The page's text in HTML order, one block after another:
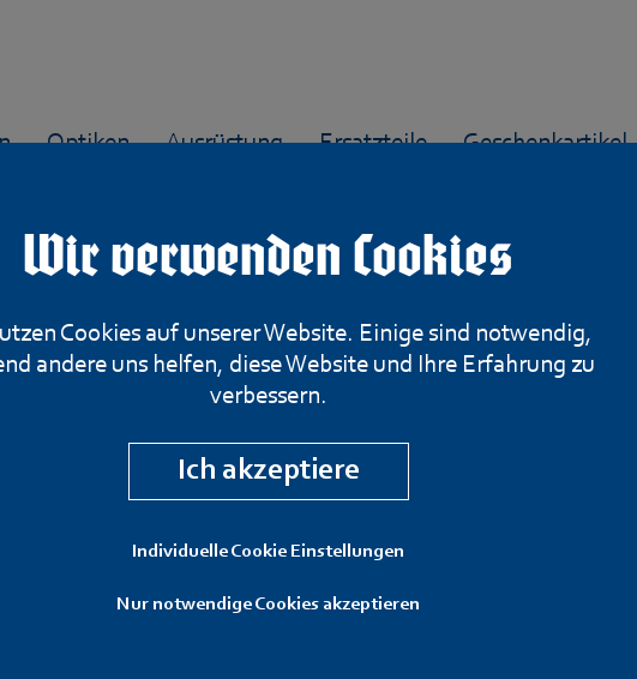
Wir verwenden Cookies
Cookies auf unserer Website. Einige sind notwendig,
andere uns helfen, diese Website und Ihre Erfahrung zu
verbessern.
Ich akzeptiere
Individuelle Cookie Einstellungen
Nur notwendige Cookies akzeptieren
Optiken Ausrüstung Ersatzteile Geschenkartikel